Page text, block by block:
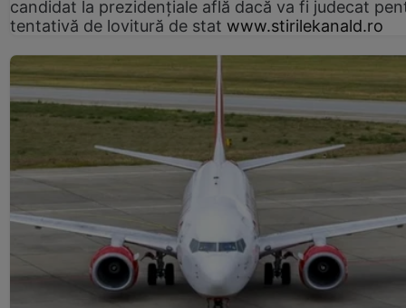
candidat la prezidențiale află dacă va fi judecat
tentativă de lovitură de stat www.stirilekanald.ro